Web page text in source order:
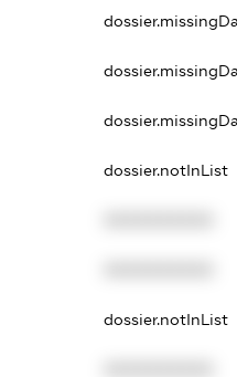
dossier.notInList
dossier.notInList